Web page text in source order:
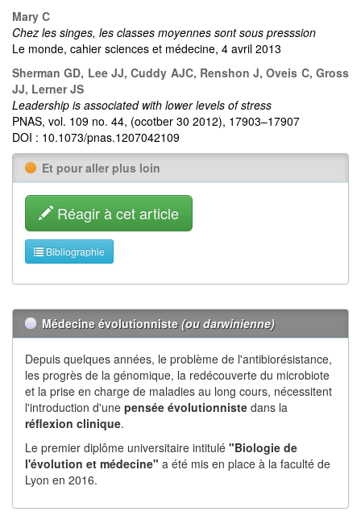
Mary C
Chez les singes, les classes moyennes sont sous presssion
Le monde, cahier sciences et médecine, 4 avril 2013
Sherman GD, Lee JJ, Cuddy AJC, Renshon J, Oveis C, Gross
JJ, Lerner JS
Leadership is associated with lower levels of stress
PNAS, vol. 109 no. 44, (ocotber 30 2012), 17903–17907
DOI : 10.1073/pnas.1207042109
Et pour aller plus loin
Réagir à cet article
Bibliographie
Médecine évolutionniste (ou darwinienne)
Depuis quelques années, le problème de l'antibiorésistance,
les progrès de la génomique, la redécouverte du microbiote
et la prise en charge de maladies au long cours, nécessitent
l'introduction d'une pensée évolutionniste dans la
réflexion clinique.
Le premier diplôme universitaire intitulé "Biologie de
l'évolution et médecine" a été mis en place à la faculté de
Lyon en 2016.